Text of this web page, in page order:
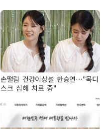
손떨림 건강이상설 한승연…"목디
스크 심해 치료 중"